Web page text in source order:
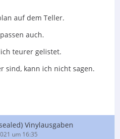
auf dem Teller.
auch.
teurer gelistet.
sind, kann ich nicht sagen.
Vinylausgaben
um 16:35